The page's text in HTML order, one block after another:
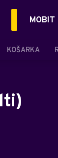
KOŠARKA
MOBIT